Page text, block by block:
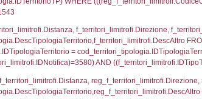
el_comuni.IstProvincia =
el_comuni.IstComune WHERE
sql: SELECT
cod_territori_tipologia.IDTerritorioTP